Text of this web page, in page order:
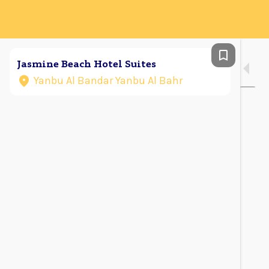
Jasmine Beach Hotel Suites
Yanbu Al Bandar Yanbu Al Bahr